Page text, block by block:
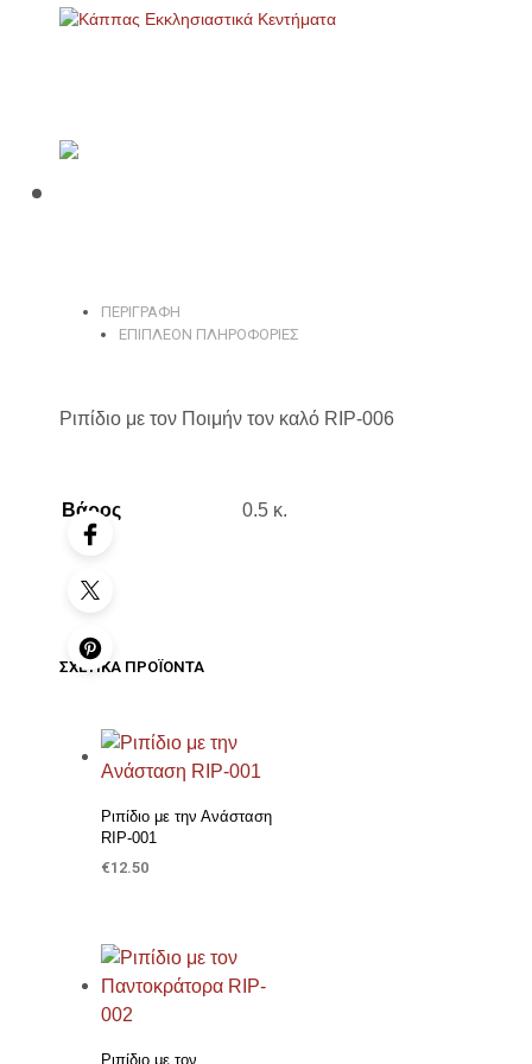
ΠΕΡΙΓΡΑΦΉ
ΕΠΙΠΛΈΟΝ ΠΛΗΡΟΦΟΡΊΕΣ
Ριπίδιο με τον Ποιμήν τον καλό RIP-006
Βάρος 0.5 κ.
ΣΧΕΤΙΚΆ ΠΡΟΪΌΝΤΑ
Προσθήκη στη Λίστα Επιθυμιών
Ριπίδιο με την Ανάσταση
RIP-001
€12.50
Προσθήκη στη Λίστα Επιθυμιών
Ριπίδιο με τον